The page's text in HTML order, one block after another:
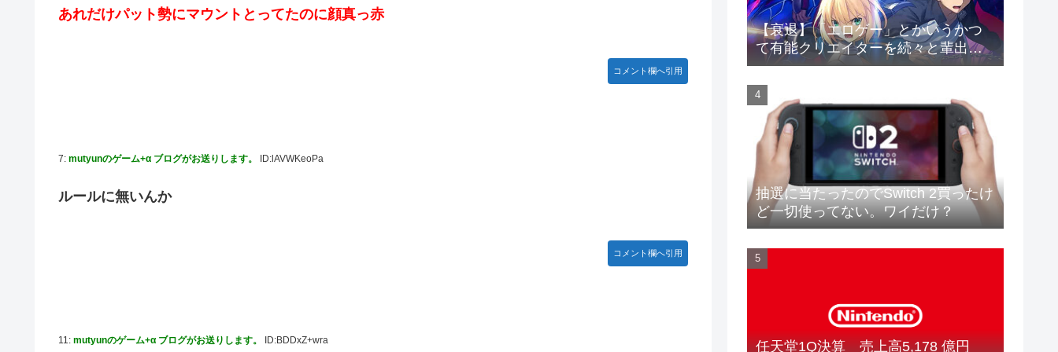
あれだけパット勢にマウントとってたのに顔真っ赤
コメント欄へ引用
7: mutyunのゲーム+α ブログがお送りします。 ID:lAVWKeoPa
ルールに無いんか
コメント欄へ引用
11: mutyunのゲーム+α ブログがお送りします。 ID:BDDxZ+wra
【衰退】「エロゲー」とかいうかつ
て有能クリエイターを続々と輩出し
た謎の界隈wwwww
抽選に当たったのでSwitch 2買ったけ
ど一切使ってない。ワイだけ？
任天堂1Q決算 売上高5,178 億円